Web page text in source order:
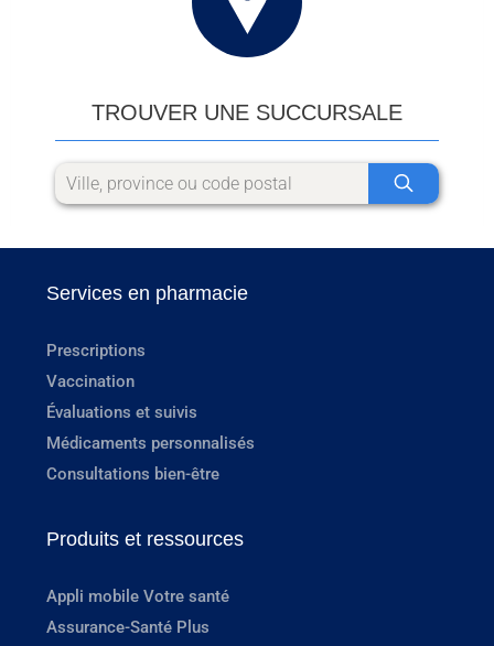
TROUVER UNE SUCCURSALE
Services en pharmacie
Prescriptions
Vaccination
Évaluations et suivis
Médicaments personnalisés
Consultations bien-être
Produits et ressources
Appli mobile Votre santé
Assurance-Santé Plus